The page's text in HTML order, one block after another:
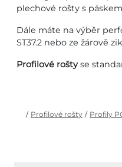
plechové rošty s
Dále máte na výběr
ST37.2 nebo ze žárově
Profilové roštyse
/ Profilové rošty / Profily